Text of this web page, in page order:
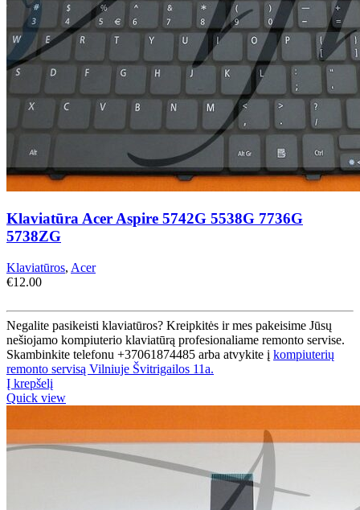
Klaviatūra Acer Aspire 5742G 5538G 7736G
5738ZG
Klaviatūros, Acer
€12.00
Negalite pasikeisti klaviatūros? Kreipkitės ir mes pakeisime Jūsų
nešiojamo kompiuterio klaviatūrą profesionaliame remonto servise.
Skambinkite telefonu +37061874485 arba atvykite į kompiuterių
remonto servisą Vilniuje Švitrigailos 11a.
Į krepšelį
Quick view